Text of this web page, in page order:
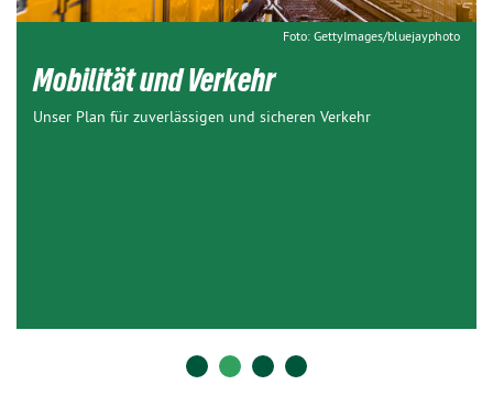
Foto: GettyImages/bluejayphoto
Mobilität und Verkehr
Unser Plan für zuverlässigen und sicheren Verkehr